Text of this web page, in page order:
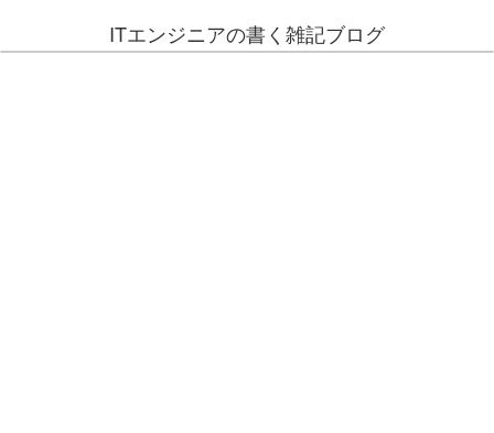
ITエンジニアの書く雑記ブログ